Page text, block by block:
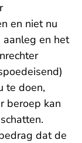
en niet nu
aanleg en het
te doen,
beroep kan
dat de